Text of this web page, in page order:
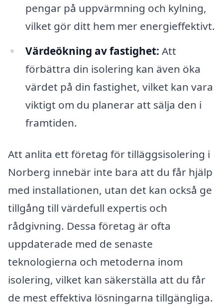
pengar på uppvärmning och kylning,
vilket gör ditt hem mer energieffektivt.
Värdeökning av fastighet: Att
förbättra din isolering kan även öka
värdet på din fastighet, vilket kan vara
viktigt om du planerar att sälja den i
framtiden.
Att anlita ett företag för tilläggsisolering i
Norberg innebär inte bara att du får hjälp
med installationen, utan det kan också ge
tillgång till värdefull expertis och
rådgivning. Dessa företag är ofta
uppdaterade med de senaste
teknologierna och metoderna inom
isolering, vilket kan säkerställa att du får
de mest effektiva lösningarna tillgängliga.